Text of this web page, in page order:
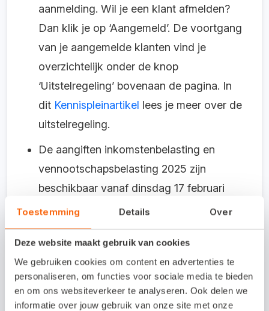
Toestemming Details Over
Deze website maakt gebruik van cookies
We gebruiken cookies om content en advertenties te
personaliseren, om functies voor sociale media te bieden
en om ons websiteverkeer te analyseren. Ook delen we
informatie over jouw gebruik van onze site met onze
aanmelding. Wil je een klant afmelden?
Dan klik je op ‘Aangemeld’. De voortgang
van je aangemelde klanten vind je
overzichtelijk onder de knop
‘Uitstelregeling’ bovenaan de pagina. In
dit Kennispleinartikel lees je meer over de
uitstelregeling.
De aangiften inkomstenbelasting en
vennootschapsbelasting 2025 zijn
beschikbaar vanaf dinsdag 17 februari
2026.
Opgeloste bugs in Snelstart
Accountant
Gebruik je veel sjablonen bij het